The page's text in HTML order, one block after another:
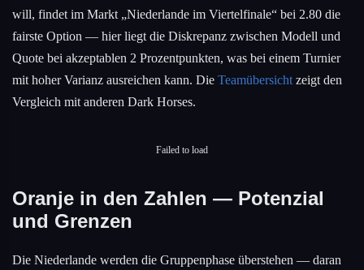
will, findet im Markt „Niederlande im Viertelfinale“ bei 2.80 die
fairste Option — hier liegt die Diskrepanz zwischen Modell und
Quote bei akzeptablen 2 Prozentpunkten, was bei einem Turnier
mit hoher Varianz ausreichen kann. Die Teamübersicht zeigt den
Vergleich mit anderen Dark Horses.
Failed to load
Oranje in den Zahlen — Potenzial
und Grenzen
Die Niederlande werden die Gruppenphase überstehen — daran